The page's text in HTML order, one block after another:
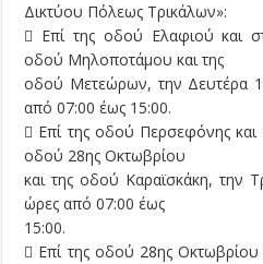
Δικτύου Πόλεως Τρικάλων»:
 Επί της οδού Ελαφιού και
οδού Μηλοποτάμου και της
οδού Μετεώρων, την Δευτέρα
από 07:00 έως 15:00.
 Επί της οδού Περσεφόνης και
οδού 28ης Οκτωβρίου
και της οδού Καραϊσκάκη, την
ώρες από 07:00 έως
15:00.
 Επί της οδού 28ης Οκτωβρίου